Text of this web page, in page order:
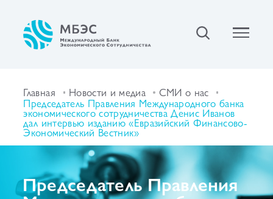
Главная Новости и медиа СМИ о нас
Председатель Правления Международного банка
экономического сотрудничества Денис Иванов
дал интервью изданию «Евразийский Финансово-
Экономический Вестник»
Председатель Правления